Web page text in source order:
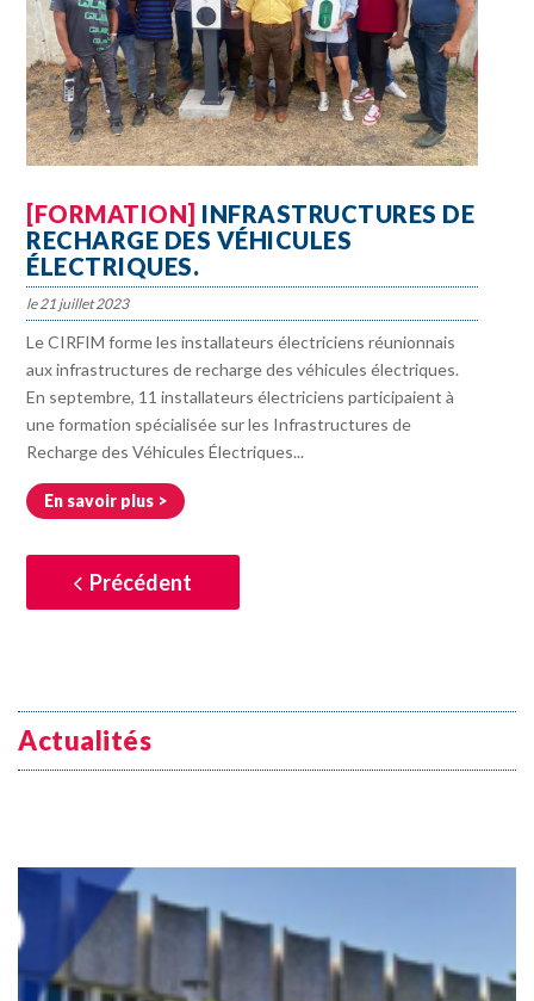
[FORMATION] INFRASTRUCTURES DE
RECHARGE DES VÉHICULES
ÉLECTRIQUES.
21 juillet 2023
Le CIRFIM forme les installateurs électriciens réunionnais
aux infrastructures de recharge des véhicules électriques.
En septembre, 11 installateurs électriciens participaient à
une formation spécialisée sur les Infrastructures de
Recharge des Véhicules Électriques...
En savoir plus
Précédent
Actualités